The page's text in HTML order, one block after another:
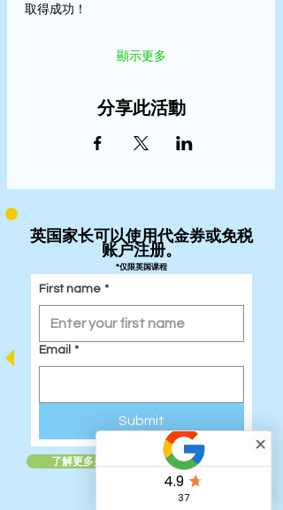
取得成功！
顯示更多
分享此活動
英国家长可以使用代金券或免税
账户注册。
*仅限英国课程
First name *
Email *
Submit
了解更多关于英国免税儿童账户的信息